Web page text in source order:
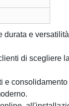
durata e
di scegliere
e